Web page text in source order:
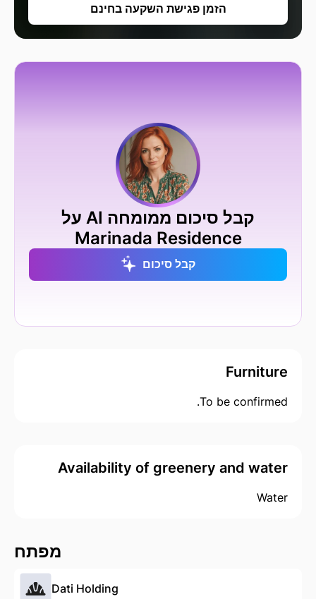
הזמן פגישת השקעה בחינם
קבל סיכום ממומחה AI על
Marinada Residence
קבל סיכום
Furniture
To be confirmed.
Availability of greenery and water
Water
מפתח
Dati Holding